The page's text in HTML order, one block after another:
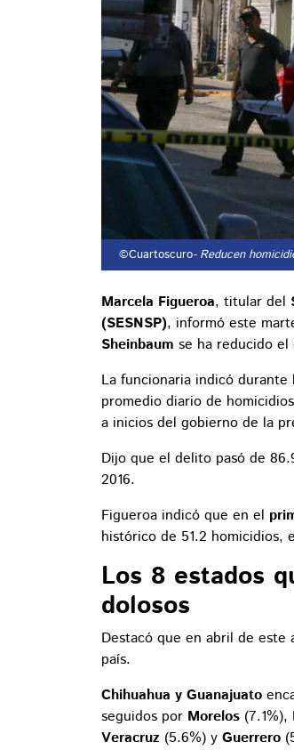
©Cuartoscuro- Reducen
Marcela Figueroa, titular del
(SESNSP), informó este
Sheinbaum se ha reducido
La funcionaria indicó
promedio diario de
a inicios del gobierno de la
Dijo que el delito pasó de
2016.
Figueroa indicó que en el
histórico de 51.2 homicidios,
Los 8 estados
dolosos
Destacó que en abril de este
país.
Chihuahua y Guanajuato
seguidos por Morelos (7.1%),
Veracruz (5.6%) y Guerrero